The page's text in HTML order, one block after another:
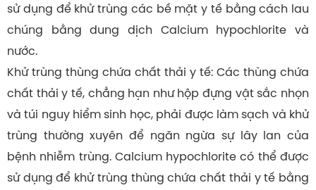
sử dụng để khử trùng các bề mặt y tế bằng cách lau
chúng bằng dung dịch Calcium hypochlorite và
nước.
Khử trùng thùng chứa chất thải y tế: Các thùng chứa
chất thải y tế, chẳng hạn như hộp đựng vật sắc nhọn
và túi nguy hiểm sinh học, phải được làm sạch và khử
trùng thường xuyên để ngăn ngừa sự lây lan của
bệnh nhiễm trùng. Calcium hypochlorite có thể được
sử dụng để khử trùng thùng chứa chất thải y tế bằng